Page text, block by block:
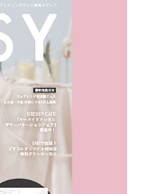
？」といった疑問も
を絞れる「ウェディ
[…]
続きを読む